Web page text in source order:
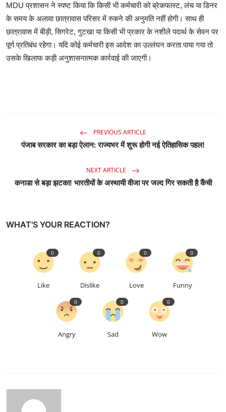
MDU प्रशासन ने स्पष्ट किया कि किसी भी कर्मचारी को ब्रेकफास्ट, लंच या डिनर
के समय के अलावा छात्रावास परिसर में रुकने की अनुमति नहीं होगी। साथ ही
छात्रावास में बीड़ी, सिगरेट, गुटखा या किसी भी प्रकार के नशीले पदार्थ के सेवन पर
पूर्ण प्रतिबंध रहेगा। यदि कोई कर्मचारी इस आदेश का उल्लंघन करता पाया गया तो
उसके खिलाफ कड़ी अनुशासनात्मक कार्रवाई की जाएगी।
PREVIOUS ARTICLE
पंजाब सरकार का बड़ा ऐलान: राज्यभर में शुरू होगी नई ऐतिहासिक पहल!
NEXT ARTICLE
कनाडा से बड़ा झटका! भारतीयों के अस्थायी वीजा पर जल्द गिर सकती है कैंची
WHAT'S YOUR REACTION?
Like
0
Dislike
0
Love
0
Funny
0
Angry
0
Sad
0
Wow
0